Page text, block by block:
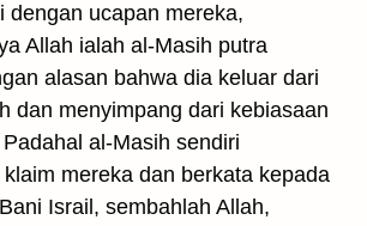
dengan ucapan mereka,
Allah ialah al-Masih putra
alasan bahwa dia keluar dari
dan menyimpang dari kebiasaan
al-Masih sendiri
mereka dan berkata kepada
Israil, sembahlah Allah,